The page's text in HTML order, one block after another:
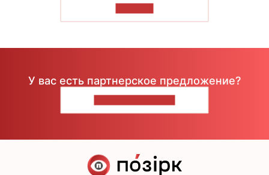
У вас есть партнерское предложение?